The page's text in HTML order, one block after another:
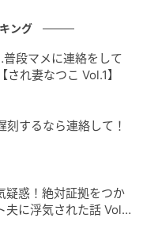
プ柄が爽やかな印
出かけにぴった
ため、手持ちでも
い裏地付きで、耐
る大容量タイプな
も重宝しそうで
リボンバッグ
ング
段マメに連絡をして
れ妻なつこ Vol.1】
するなら連絡して！
疑惑！絶対証拠をつか
夫に浮気された話 Vol.